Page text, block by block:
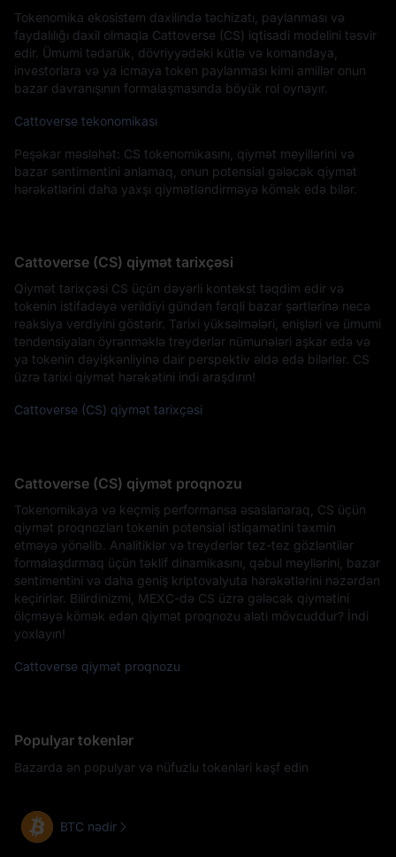
Tokenomika ekosistem daxilində təchizatı, paylanması və
faydalılığı daxil olmaqla Cattoverse (CS) iqtisadi modelini təsvir
edir. Ümumi tədarük, dövriyyədəki kütlə və komandaya,
investorlara və ya icmaya token paylanması kimi amillər onun
bazar davranışının formalaşmasında böyük rol oynayır.
Cattoverse tekonomikası
Peşəkar məsləhət: CS tokenomikasını, qiymət meyillərini və
bazar sentimentini anlamaq, onun potensial gələcək qiymət
hərəkətlərini daha yaxşı qiymətləndirməyə kömək edə bilər.
Cattoverse (CS) qiymət tarixçəsi
Qiymət tarixçəsi CS üçün dəyərli kontekst təqdim edir və
tokenin istifadəyə verildiyi gündən fərqli bazar şərtlərinə necə
reaksiya verdiyini göstərir. Tarixi yüksəlmələri, enişləri və ümumi
tendensiyaları öyrənməklə treyderlər nümunələri aşkar edə və
ya tokenin dəyişkənliyinə dair perspektiv əldə edə bilərlər. CS
üzrə tarixi qiymət hərəkətini indi araşdırın!
Cattoverse (CS) qiymət tarixçəsi
Cattoverse (CS) qiymət proqnozu
Tokenomikaya və keçmiş performansa əsaslanaraq, CS üçün
qiymət proqnozları tokenin potensial istiqamətini təxmin
etməyə yönəlib. Analitiklər və treyderlər tez-tez gözləntilər
formalaşdırmaq üçün təklif dinamikasını, qəbul meyllərini, bazar
sentimentini və daha geniş kriptovalyuta hərəkətlərini nəzərdən
keçirirlər. Bilirdinizmi, MEXC-də CS üzrə gələcək qiymətini
ölçməyə kömək edən qiymət proqnozu aləti mövcuddur? İndi
yoxlayın!
Cattoverse qiymət proqnozu
Populyar tokenlər
Bazarda ən populyar və nüfuzlu tokenləri kəşf edin
BTC nədir